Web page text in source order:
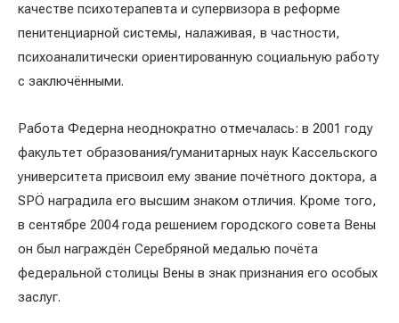
качестве психотерапевта и супервизора в реформе
пенитенциарной системы, налаживая, в частности,
психоаналитически ориентированную социальную работу
с заключёнными.
Работа Федерна неоднократно отмечалась: в 2001 году
факультет образования/гуманитарных наук Кассельского
университета присвоил ему звание почётного доктора, а
SPÖ наградила его высшим знаком отличия. Кроме того,
в сентябре 2004 года решением городского совета Вены
он был награждён Серебряной медалью почёта
федеральной столицы Вены в знак признания его особых
заслуг.